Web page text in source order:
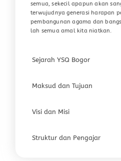
semua, sekecil apapun akan
terwujudnya generasi harapan
pembangunan agama dan
lah semua amal kita niatkan.
Sejarah YSQ Bogor
Maksud dan Tujuan
Visi dan Misi
Struktur dan Pengajar